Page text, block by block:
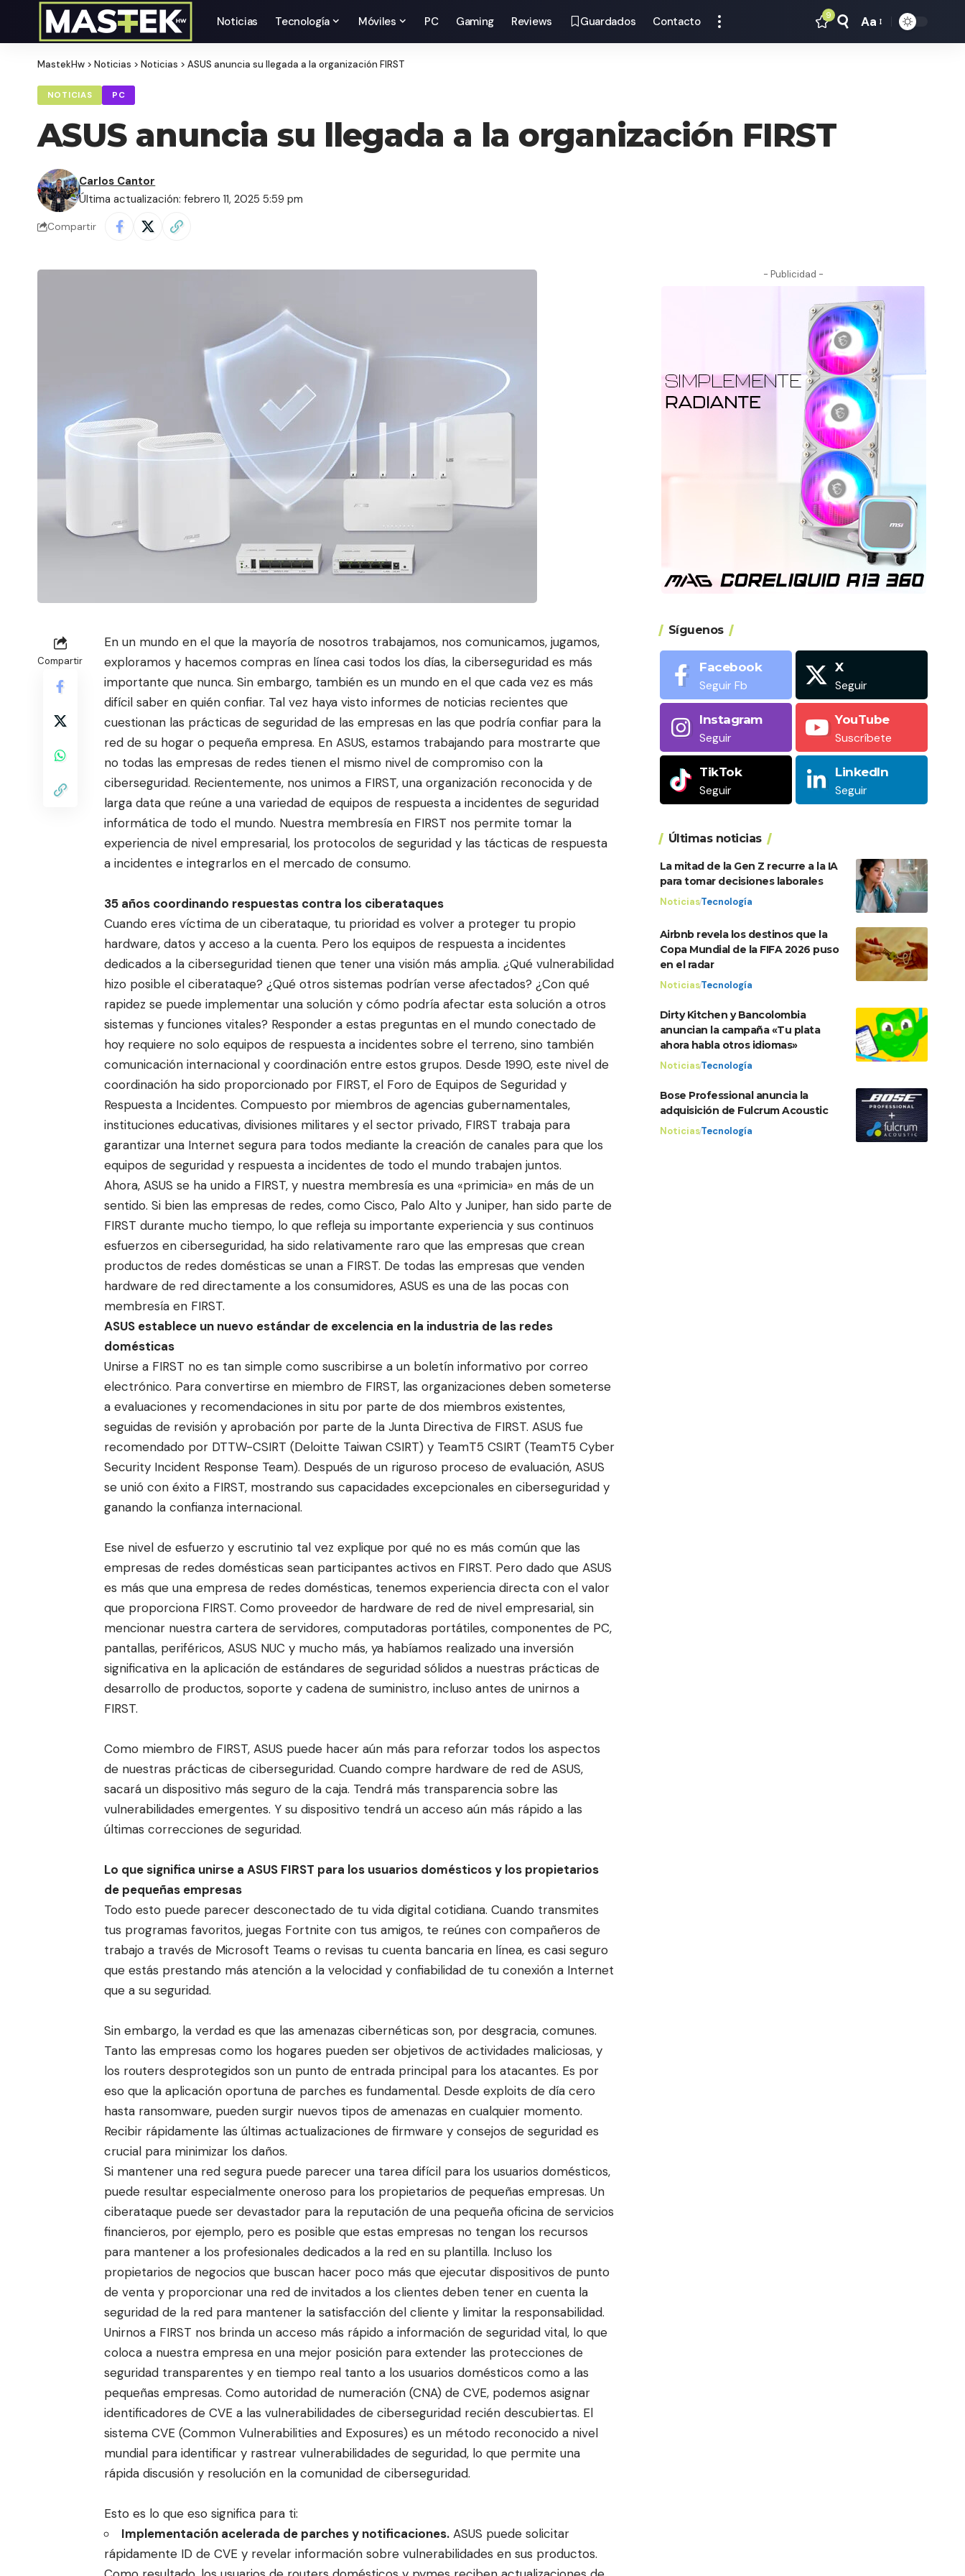
Noticias Tecnología Móviles PC Gaming Reviews Guardados Contacto 9
Tamaño
Aa
MastekHw > Noticias > Noticias > ASUS anuncia su llegada a la organización FIRST
NOTICIAS PC
ASUS anuncia su llegada a la organización FIRST
Última actualización: febrero 11, 2025 5:59 pm
Carlos Cantor
Compartir
Compartir
En un mundo en el que la mayoría de nosotros trabajamos, nos comunicamos, jugamos,
exploramos y hacemos compras en línea casi todos los días, la ciberseguridad es más
importante que nunca. Sin embargo, también es un mundo en el que cada vez es más
difícil saber en quién confiar. Tal vez haya visto informes de noticias recientes que
cuestionan las prácticas de seguridad de las empresas en las que podría confiar para la
red de su hogar o pequeña empresa. En ASUS, estamos trabajando para mostrarte que
no todas las empresas de redes tienen el mismo nivel de compromiso con la
ciberseguridad. Recientemente, nos unimos a FIRST, una organización reconocida y de
larga data que reúne a una variedad de equipos de respuesta a incidentes de seguridad
informática de todo el mundo. Nuestra membresía en FIRST nos permite tomar la
experiencia de nivel empresarial, los protocolos de seguridad y las tácticas de respuesta
a incidentes e integrarlos en el mercado de consumo.
35 años coordinando respuestas contra los ciberataques
Cuando eres víctima de un ciberataque, tu prioridad es volver a proteger tu propio
hardware, datos y acceso a la cuenta. Pero los equipos de respuesta a incidentes
dedicados a la ciberseguridad tienen que tener una visión más amplia. ¿Qué vulnerabilidad
hizo posible el ciberataque? ¿Qué otros sistemas podrían verse afectados? ¿Con qué
rapidez se puede implementar una solución y cómo podría afectar esta solución a otros
sistemas y funciones vitales? Responder a estas preguntas en el mundo conectado de
hoy requiere no solo equipos de respuesta a incidentes sobre el terreno, sino también
comunicación internacional y coordinación entre estos grupos. Desde 1990, este nivel de
coordinación ha sido proporcionado por FIRST, el Foro de Equipos de Seguridad y
Respuesta a Incidentes. Compuesto por miembros de agencias gubernamentales,
instituciones educativas, divisiones militares y el sector privado, FIRST trabaja para
garantizar una Internet segura para todos mediante la creación de canales para que los
equipos de seguridad y respuesta a incidentes de todo el mundo trabajen juntos.
Ahora, ASUS se ha unido a FIRST, y nuestra membresía es una «primicia» en más de un
sentido. Si bien las empresas de redes, como Cisco, Palo Alto y Juniper, han sido parte de
FIRST durante mucho tiempo, lo que refleja su importante experiencia y sus continuos
esfuerzos en ciberseguridad, ha sido relativamente raro que las empresas que crean
productos de redes domésticas se unan a FIRST. De todas las empresas que venden
hardware de red directamente a los consumidores, ASUS es una de las pocas con
membresía en FIRST.
ASUS establece un nuevo estándar de excelencia en la industria de las redes
domésticas
Unirse a FIRST no es tan simple como suscribirse a un boletín informativo por correo
electrónico. Para convertirse en miembro de FIRST, las organizaciones deben someterse
a evaluaciones y recomendaciones in situ por parte de dos miembros existentes,
seguidas de revisión y aprobación por parte de la Junta Directiva de FIRST. ASUS fue
recomendado por DTTW-CSIRT (Deloitte Taiwan CSIRT) y TeamT5 CSIRT (TeamT5 Cyber
Security Incident Response Team). Después de un riguroso proceso de evaluación, ASUS
se unió con éxito a FIRST, mostrando sus capacidades excepcionales en ciberseguridad y
ganando la confianza internacional.
Ese nivel de esfuerzo y escrutinio tal vez explique por qué no es más común que las
empresas de redes domésticas sean participantes activos en FIRST. Pero dado que ASUS
es más que una empresa de redes domésticas, tenemos experiencia directa con el valor
que proporciona FIRST. Como proveedor de hardware de red de nivel empresarial, sin
mencionar nuestra cartera de servidores, computadoras portátiles, componentes de PC,
pantallas, periféricos, ASUS NUC y mucho más, ya habíamos realizado una inversión
significativa en la aplicación de estándares de seguridad sólidos a nuestras prácticas de
desarrollo de productos, soporte y cadena de suministro, incluso antes de unirnos a
FIRST.
Como miembro de FIRST, ASUS puede hacer aún más para reforzar todos los aspectos
de nuestras prácticas de ciberseguridad. Cuando compre hardware de red de ASUS,
sacará un dispositivo más seguro de la caja. Tendrá más transparencia sobre las
vulnerabilidades emergentes. Y su dispositivo tendrá un acceso aún más rápido a las
últimas correcciones de seguridad.
Lo que significa unirse a ASUS FIRST para los usuarios domésticos y los propietarios
de pequeñas empresas
Todo esto puede parecer desconectado de tu vida digital cotidiana. Cuando transmites
tus programas favoritos, juegas Fortnite con tus amigos, te reúnes con compañeros de
trabajo a través de Microsoft Teams o revisas tu cuenta bancaria en línea, es casi seguro
que estás prestando más atención a la velocidad y confiabilidad de tu conexión a Internet
que a su seguridad.
Sin embargo, la verdad es que las amenazas cibernéticas son, por desgracia, comunes.
Tanto las empresas como los hogares pueden ser objetivos de actividades maliciosas, y
los routers desprotegidos son un punto de entrada principal para los atacantes. Es por
eso que la aplicación oportuna de parches es fundamental. Desde exploits de día cero
hasta ransomware, pueden surgir nuevos tipos de amenazas en cualquier momento.
Recibir rápidamente las últimas actualizaciones de firmware y consejos de seguridad es
crucial para minimizar los daños.
Si mantener una red segura puede parecer una tarea difícil para los usuarios domésticos,
puede resultar especialmente oneroso para los propietarios de pequeñas empresas. Un
ciberataque puede ser devastador para la reputación de una pequeña oficina de servicios
financieros, por ejemplo, pero es posible que estas empresas no tengan los recursos
para mantener a los profesionales dedicados a la red en su plantilla. Incluso los
propietarios de negocios que buscan hacer poco más que ejecutar dispositivos de punto
de venta y proporcionar una red de invitados a los clientes deben tener en cuenta la
seguridad de la red para mantener la satisfacción del cliente y limitar la responsabilidad.
Unirnos a FIRST nos brinda un acceso más rápido a información de seguridad vital, lo que
coloca a nuestra empresa en una mejor posición para extender las protecciones de
seguridad transparentes y en tiempo real tanto a los usuarios domésticos como a las
pequeñas empresas. Como autoridad de numeración (CNA) de CVE, podemos asignar
identificadores de CVE a las vulnerabilidades de ciberseguridad recién descubiertas. El
sistema CVE (Common Vulnerabilities and Exposures) es un método reconocido a nivel
mundial para identificar y rastrear vulnerabilidades de seguridad, lo que permite una
rápida discusión y resolución en la comunidad de ciberseguridad.
Esto es lo que eso significa para ti:
Implementación acelerada de parches y notificaciones. ASUS puede solicitar
rápidamente ID de CVE y revelar información sobre vulnerabilidades en sus productos.
- Publicidad -
Síguenos
Facebook
Seguir Fb
X
Seguir
Instagram
Seguir
YouTube
Suscríbete
TikTok
Seguir
LinkedIn
Seguir
Últimas noticias
La mitad de la Gen Z recurre a la IA
para tomar decisiones laborales
NoticiasTecnología
Airbnb revela los destinos que la
Copa Mundial de la FIFA 2026 puso
en el radar
NoticiasTecnología
Dirty Kitchen y Bancolombia
anuncian la campaña «Tu plata
ahora habla otros idiomas»
NoticiasTecnología
Bose Professional anuncia la
adquisición de Fulcrum Acoustic
NoticiasTecnología